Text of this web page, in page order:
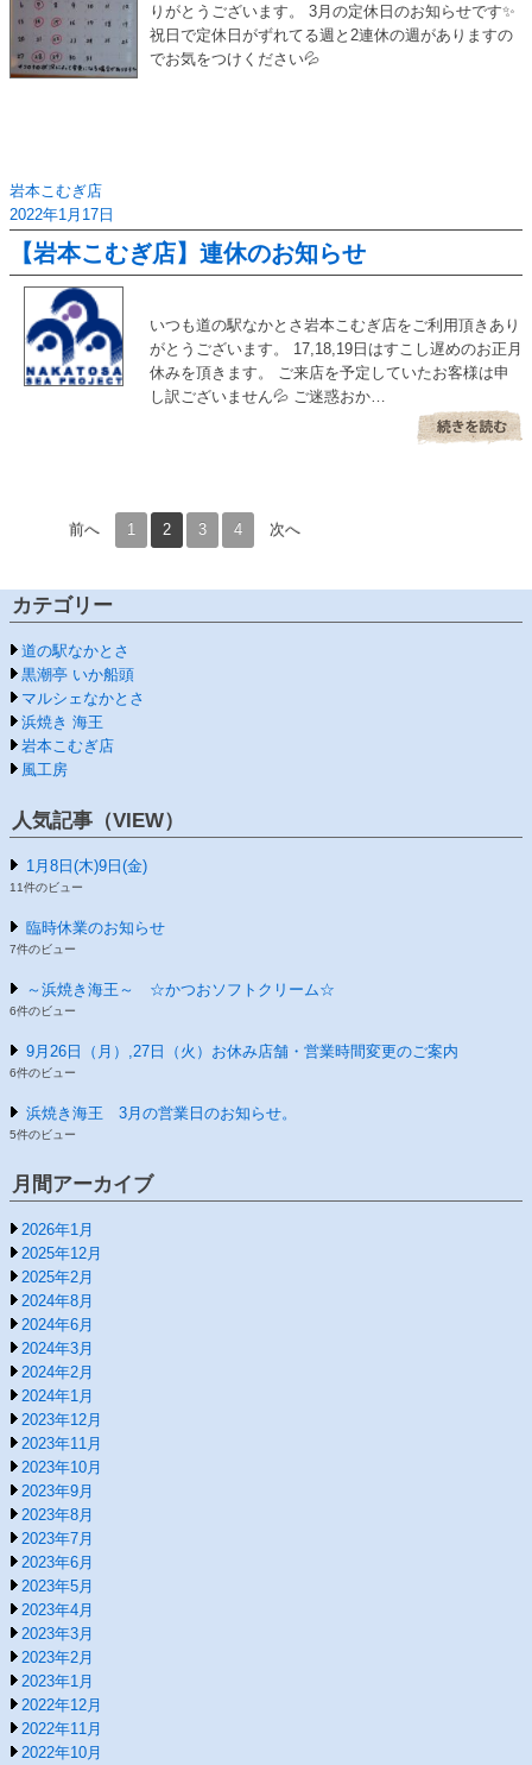
りがとうございます。 3月の定休日のお知らせです✨
祝日で定休日がずれてる週と2連休の週がありますの
でお気をつけください💦
岩本こむぎ店
2022年1月17日
【岩本こむぎ店】連休のお知らせ
いつも道の駅なかとさ岩本こむぎ店をご利用頂きあり
がとうございます。 17,18,19日はすこし遅めのお正月
休みを頂きます。 ご来店を予定していたお客様は申
し訳ございません💦 ご迷惑おか…
前へ 1 2 3 4 次へ
カテゴリー
道の駅なかとさ
黒潮亭 いか船頭
マルシェなかとさ
浜焼き 海王
岩本こむぎ店
風工房
人気記事（VIEW）
1月8日(木)9日(金)
11件のビュー
臨時休業のお知らせ
7件のビュー
～浜焼き海王～ ☆かつおソフトクリーム☆
6件のビュー
9月26日（月）,27日（火）お休み店舗・営業時間変更のご案内
6件のビュー
浜焼き海王 3月の営業日のお知らせ。
5件のビュー
月間アーカイブ
2026年1月
2025年12月
2025年2月
2024年8月
2024年6月
2024年3月
2024年2月
2024年1月
2023年12月
2023年11月
2023年10月
2023年9月
2023年8月
2023年7月
2023年6月
2023年5月
2023年4月
2023年3月
2023年2月
2023年1月
2022年12月
2022年11月
2022年10月